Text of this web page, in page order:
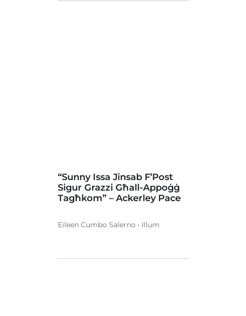
“Sunny Issa Jinsab F’Post
Sigur Grazzi Għall-Appoġġ
Tagħkom” – Ackerley Pace
Eileen Cumbo Salerno • Illum